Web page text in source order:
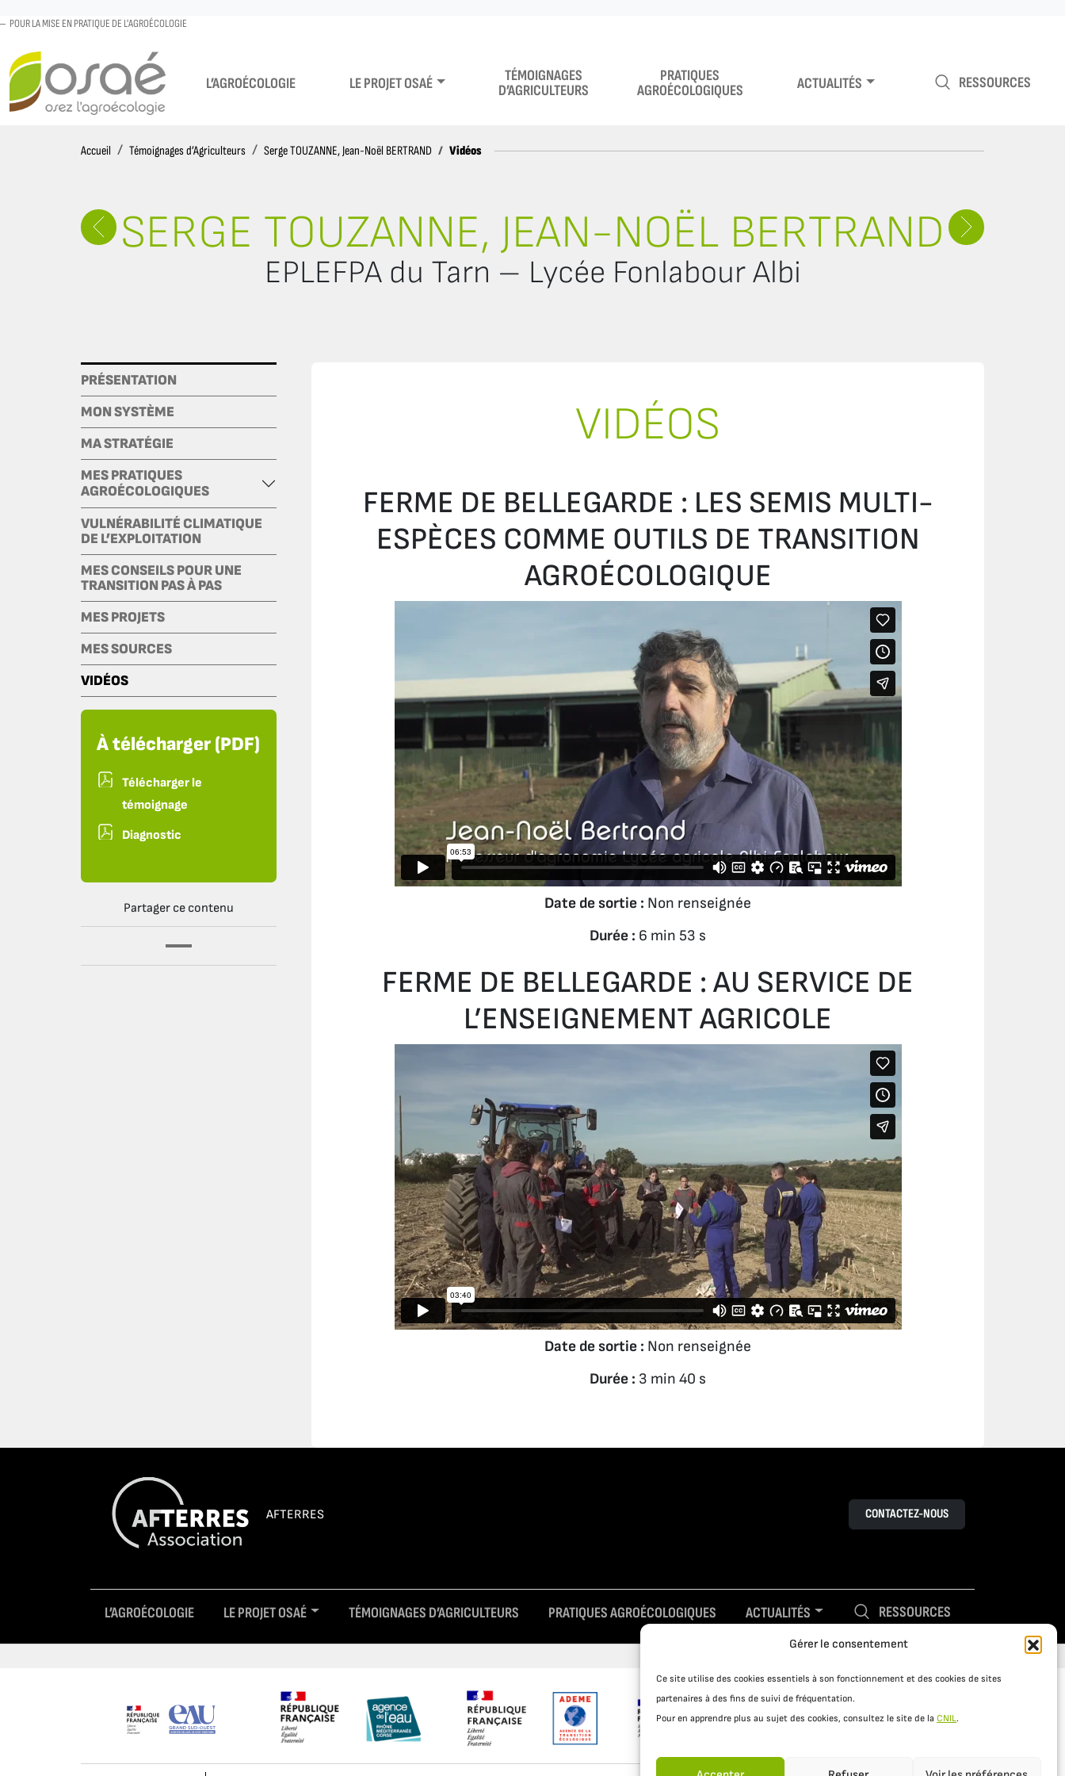
Gérer le consentement
Ce site utilise des cookies essentiels à son fonctionnement et des cookies de sites
partenaires à des fins de suivi de fréquentation.
Pour en apprendre plus au sujet des cookies, consultez le site de la CNIL.
POUR LA MISE EN PRATIQUE DE L'AGROÉCOLOGIE
L’AGROÉCOLOGIE LE PROJET OSAÉ
TÉMOIGNAGES
D’AGRICULTEURS
PRATIQUES
AGROÉCOLOGIQUES
ACTUALITÉS RESSOURCES
Accueil AccueilTémoignages d’Agriculteurs Serge TOUZANNE, Jean-Noël BERTRAND Vidéos
SERGE TOUZANNE, JEAN-NOËL BERTRAND
EPLEFPA du Tarn – Lycée Fonlabour Albi
PRÉSENTATION
MON SYSTÈME
MA STRATÉGIE
MES PRATIQUES
AGROÉCOLOGIQUES
VULNÉRABILITÉ CLIMATIQUE
DE L’EXPLOITATION
MES CONSEILS POUR UNE
TRANSITION PAS À PAS
MES PROJETS
MES SOURCES
VIDÉOS
À télécharger (PDF)
Télécharger le
témoignage
Diagnostic
Partager ce contenu
VIDÉOS
FERME DE BELLEGARDE : LES SEMIS MULTI-
ESPÈCES COMME OUTILS DE TRANSITION
AGROÉCOLOGIQUE
Date de sortie : Non renseignée
Durée : 6 min 53 s
FERME DE BELLEGARDE : AU SERVICE DE
L’ENSEIGNEMENT AGRICOLE
Date de sortie : Non renseignée
Durée : 3 min 40 s
AFTERRES CONTACTEZ-NOUS
L’AGROÉCOLOGIE LE PROJET OSAÉ TÉMOIGNAGES D’AGRICULTEURS PRATIQUES AGROÉCOLOGIQUES ACTUALITÉS RESSOURCES